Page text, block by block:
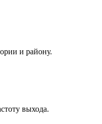
и району.
выхода.